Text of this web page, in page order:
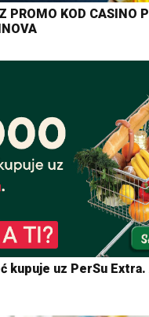
PROMO KOD CASINO
kupuje uz PerSu